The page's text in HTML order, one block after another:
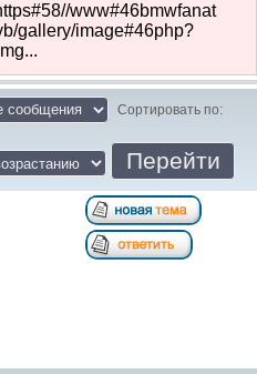
www#46bmwfanat
gallery/image#46php?
Сортировать по: